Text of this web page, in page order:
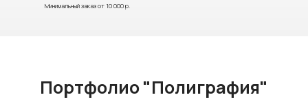
Минимальный заказ от 10 000 р.
Портфолио "Полиграфия"